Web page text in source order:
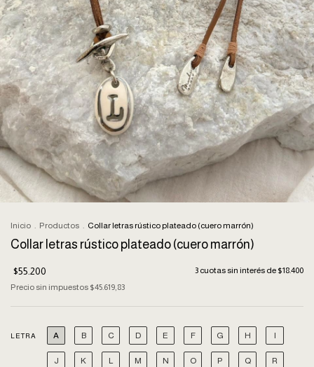
Inicio . Productos . Collar letras rústico plateado (cuero marrón)
Collar letras rústico plateado (cuero marrón)
$55.200 3 cuotas sin interés de $18.400
Precio sin impuestos $45.619,83
LETRA A B C D E F G H I
J K L M N O P Q R